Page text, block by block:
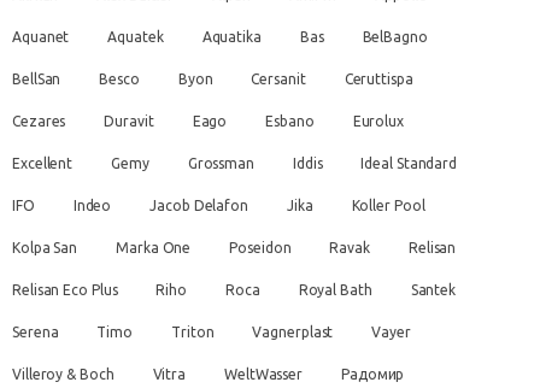
Aquanet Aquatek Aquatika Bas BelBagno
BellSan Besco Byon Cersanit Ceruttispa
Cezares Duravit Eago Esbano Eurolux
Excellent Gemy Grossman Iddis Ideal Standard
IFO Indeo Jacob Delafon Jika Koller Pool
Kolpa San Marka One Poseidon Ravak Relisan
Relisan Eco Plus Riho Roca Royal Bath Santek
Serena Timo Triton Vagnerplast Vayer
Villeroy & Boch Vitra WeltWasser Радомир